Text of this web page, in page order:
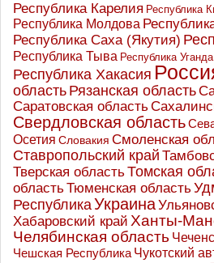
Республика Карелия Республика
Республика Молдова
Республика Саха (Якутия)
Республика Тыва Республика Уганда
Республика Хакасия
область Рязанская область
Саратовская область
Свердловская область
Осетия Словакия Смоленская
Ставропольский край
Тверская областьТомская
областьТюменская область
РеспубликаУкраина
Хабаровский край Ханты-
Челябинская область
Чешская Республика Чукотский